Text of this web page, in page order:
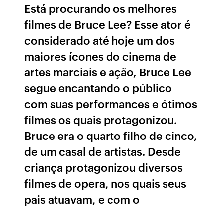
Está procurando os melhores
filmes de Bruce Lee? Esse ator é
considerado até hoje um dos
maiores ícones do cinema de
artes marciais e ação, Bruce Lee
segue encantando o público
com suas performances e ótimos
filmes os quais protagonizou.
Bruce era o quarto filho de cinco,
de um casal de artistas. Desde
criança protagonizou diversos
filmes de opera, nos quais seus
pais atuavam, e com o